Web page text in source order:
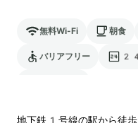
無料Wi-Fi 朝食
バリアフリー 24
地下鉄1号線の駅から徒